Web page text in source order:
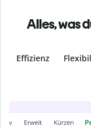
Alles, was
Effizienz